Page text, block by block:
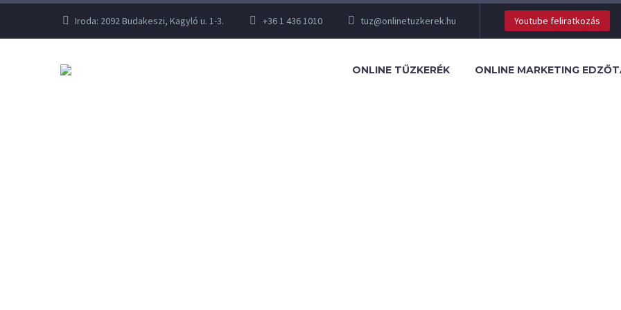
Iroda: 2092 Budakeszi, Kagyló u. 1-3. +36 1 436 1010 tuz@onlinetuzkerek.hu Youtube feliratkozás
ONLINE TŰZKERÉK ONLINE MARKETING